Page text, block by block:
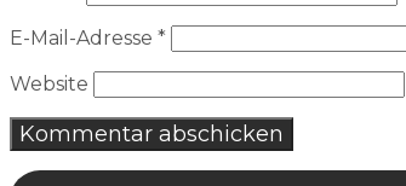
E-Mail-Adresse *
Website